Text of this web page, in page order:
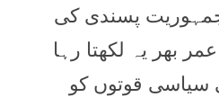
پسندی کی
بھر یہ لکھتا رہا
سیاسی قوتوں کو